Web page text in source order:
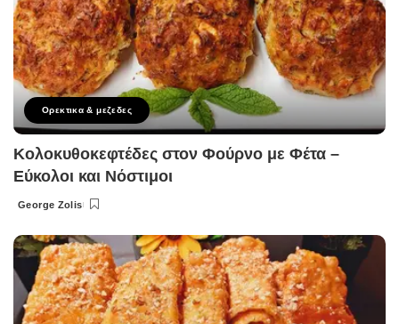
Ορεκτικα & μεζεδες
Κολοκυθοκεφτέδες στον Φούρνο με Φέτα –
Εύκολοι και Νόστιμοι
Posted
George Zolis